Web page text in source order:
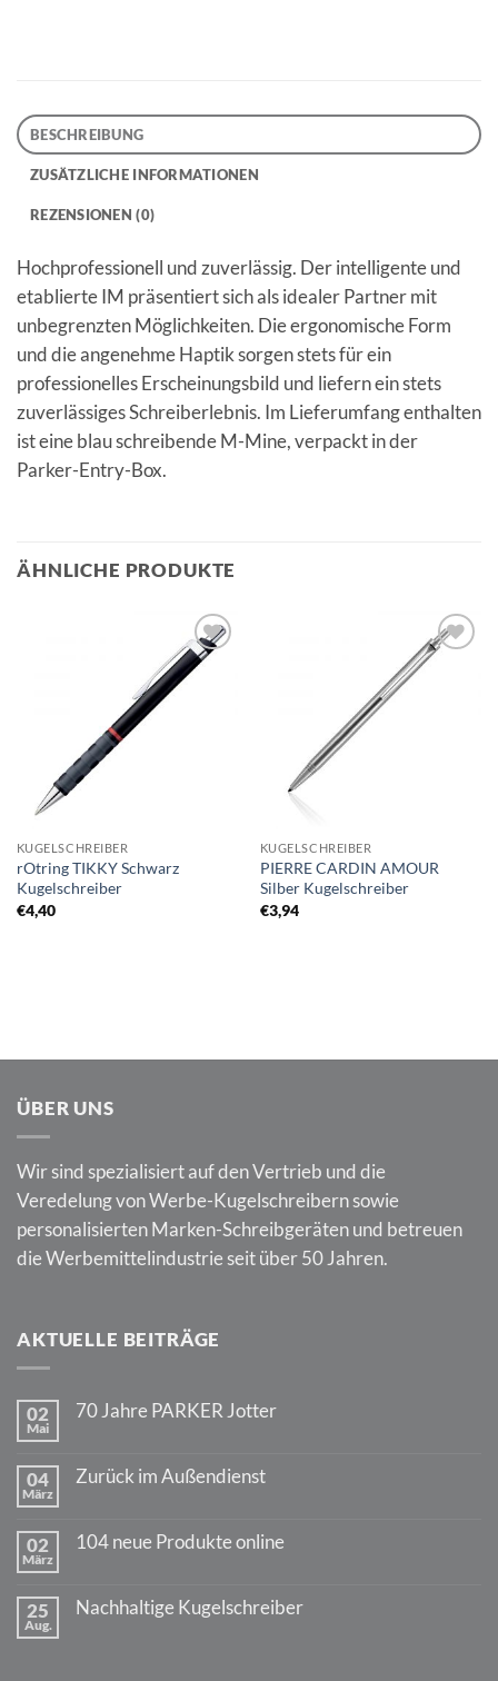
BESCHREIBUNG
ZUSÄTZLICHE INFORMATIONEN
REZENSIONEN (0)
Hochprofessionell und zuverlässig. Der intelligente und
etablierte IM präsentiert sich als idealer Partner mit
unbegrenzten Möglichkeiten. Die ergonomische Form
und die angenehme Haptik sorgen stets für ein
professionelles Erscheinungsbild und liefern ein stets
zuverlässiges Schreiberlebnis. Im Lieferumfang enthalten
ist eine blau schreibende M-Mine, verpackt in der
Parker-Entry-Box.
ÄHNLICHE PRODUKTE
Auf die
Merkliste
KUGELSCHREIBER
rOtring TIKKY Schwarz
Kugelschreiber
€4,40
Auf die
KUGELSCHREIBER
PIERRE CARDIN AMOUR
Silber Kugelschreiber
€3,94
ÜBER UNS
Wir sind spezialisiert auf den Vertrieb und die
Veredelung von Werbe-Kugelschreibern sowie
personalisierten Marken-Schreibgeräten und betreuen
die Werbemittelindustrie seit über 50 Jahren.
AKTUELLE BEITRÄGE
02
Mai
70 Jahre PARKER Jotter
70
04
März
Zurück im Außendienst
Zurück
02
März
104 neue Produkte online
104
25
Aug.
Nachhaltige Kugelschreiber